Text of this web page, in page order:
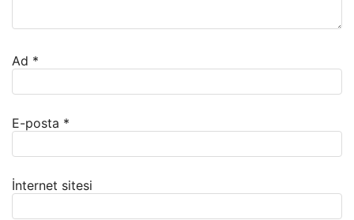
Ad *
E-posta *
İnternet sitesi